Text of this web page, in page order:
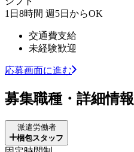
1日8時間 週5日からOK
交通費支給
未経験歓迎
応募画面に進む
募集職種・詳細情報
派遣労働者
梱包スタッフ